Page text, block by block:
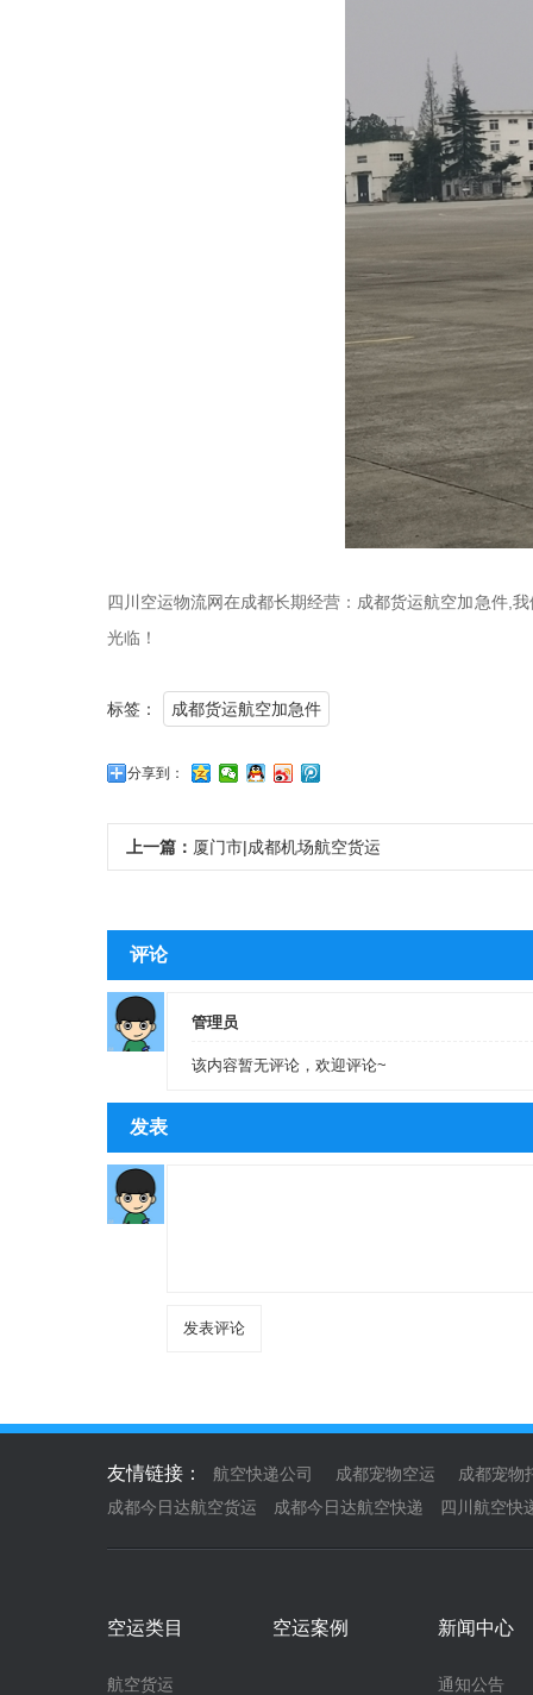
四川空运物流网在成都长期经营：成都货运航空加急件,
光临！
标签： 成都货运航空加急件
分享到：
上一篇： 厦门市|成都机场航空货运
评论
管理员
该内容暂无评论，欢迎评论~
发表
友情链接： 航空快递公司 成都宠物空运
成都宠物
成都今日达航空货运
成都今日达航空快递 四川航空快
空运类目
航空货运
空运案例 新闻中心
通知公告